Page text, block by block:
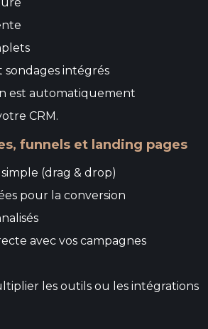
sondages intégrés
est automatiquement
CRM.
funnels et landing pages
(drag & drop)
pour la conversion
avec vos campagnes
les outils ou les intégrations